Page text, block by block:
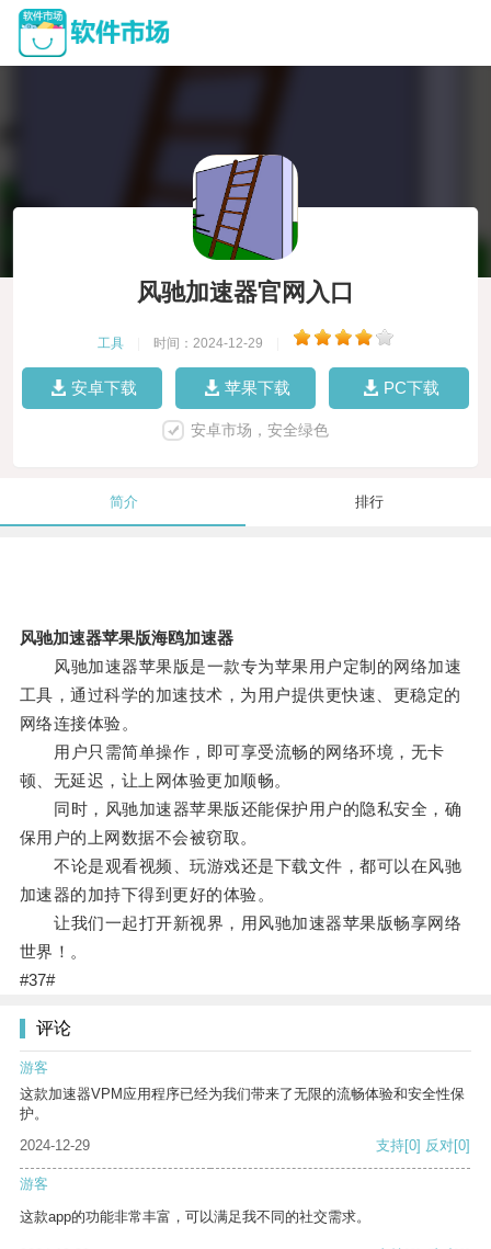
风驰加速器官网入口
工具 时间：2024-12-29
安卓下载 苹果下载 PC下载
安卓市场，安全绿色
简介 排行
风驰加速器苹果版海鸥加速器
风驰加速器苹果版是一款专为苹果用户定制的网络加速
工具，通过科学的加速技术，为用户提供更快速、更稳定的
网络连接体验。
用户只需简单操作，即可享受流畅的网络环境，无卡
顿、无延迟，让上网体验更加顺畅。
同时，风驰加速器苹果版还能保护用户的隐私安全，确
保用户的上网数据不会被窃取。
不论是观看视频、玩游戏还是下载文件，都可以在风驰
加速器的加持下得到更好的体验。
让我们一起打开新视界，用风驰加速器苹果版畅享网络
世界！。
#37#
评论
游客
这款加速器VPM应用程序已经为我们带来了无限的流畅体验和安全性保
护。
2024-12-29
支持[0] 反对[0]
游客
这款app的功能非常丰富，可以满足我不同的社交需求。